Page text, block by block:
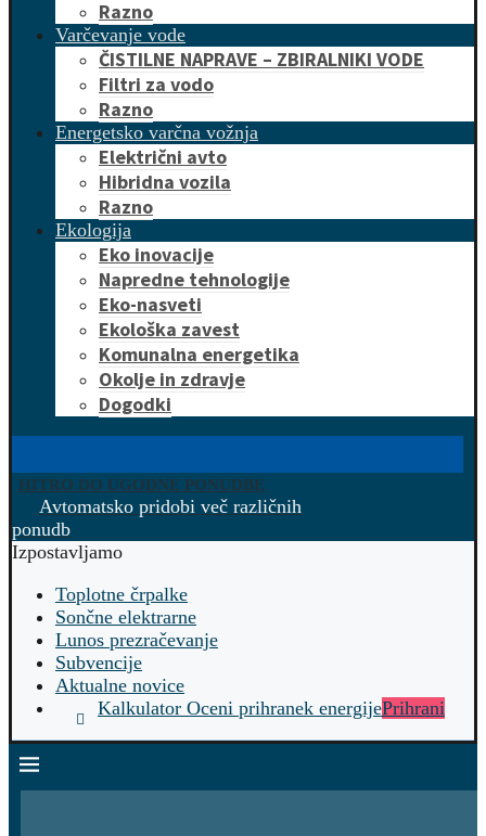
Razno
Varčevanje vode
ČISTILNE NAPRAVE – ZBIRALNIKI VODE
Filtri za vodo
Razno
Energetsko varčna vožnja
Električni avto
Hibridna vozila
Razno
Ekologija
Eko inovacije
Napredne tehnologije
Eko-nasveti
Ekološka zavest
Komunalna energetika
Okolje in zdravje
Dogodki
HITRO DO UGODNE PONUDBE
Avtomatsko pridobi več različnih
ponudb
Izpostavljamo
Toplotne črpalke
Sončne elektrarne
Lunos prezračevanje
Subvencije
Aktualne novice
Kalkulator Oceni prihranek energijePrihrani